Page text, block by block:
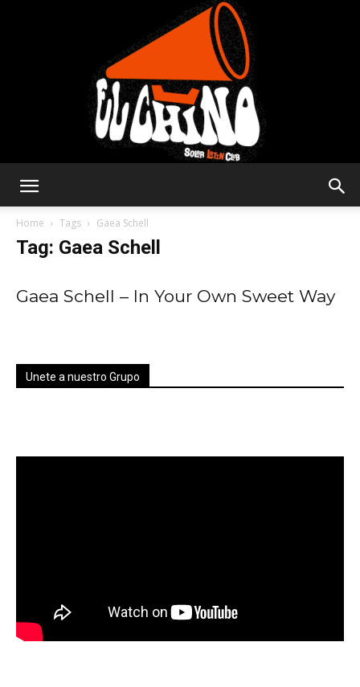
Home Tags Gaea Schell
Tag: Gaea Schell
Gaea Schell – In Your Own Sweet Way
Unete a nuestro Grupo